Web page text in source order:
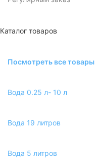
Каталог товаров
Посмотреть все товары
Вода 0.25 л- 10 л
Вода 19 литров
Вода 5 литров